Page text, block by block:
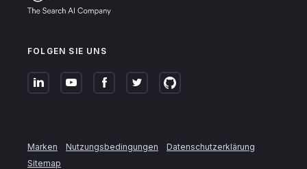
FOLGEN SIE UNS
Marken Nutzungsbedingungen
Datenschutzerklärung
Sitemap